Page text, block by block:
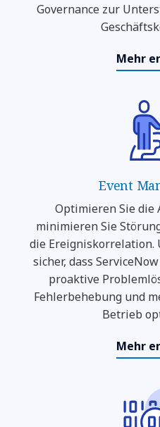
Governance zur
Mehr
Event
Optimieren Sie die
minimieren Sie
die Ereigniskorrelation.
sicher, dass
proaktive
Fehlerbehebung und
Betrieb
Mehr